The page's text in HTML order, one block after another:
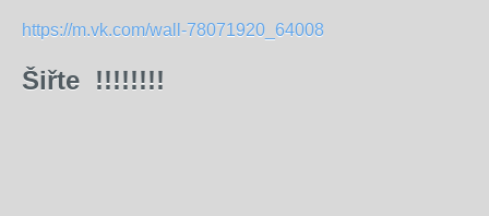
https://m.vk.com/wall-78071920_64008
Šiřte !!!!!!!!